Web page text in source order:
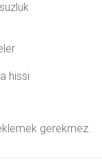
hissi
gerekmez.